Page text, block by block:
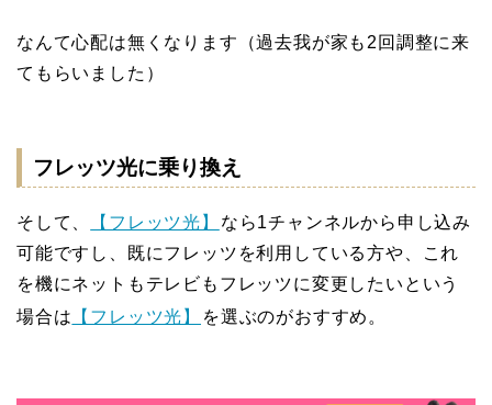
なんて心配は無くなります（過去我が家も2回調整に来
てもらいました）
フレッツ光に乗り換え
そして、 【フレッツ光】
なら1チャンネルから申し込み
可能ですし、既にフレッツを利用している方や、これ
を機にネットもテレビもフレッツに変更したいという
場合は 【フレッツ光】 を選ぶのがおすすめ。